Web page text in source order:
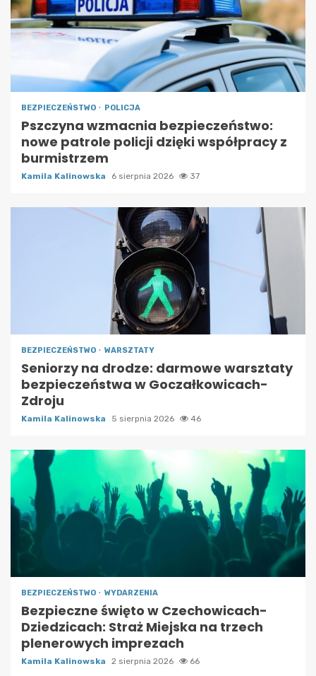
BEZPIECZEŃSTWO POLICJA
Pszczyna wzmacnia bezpieczeństwo:
nowe patrole policji dzięki współpracy z
burmistrzem
Kamila Kalinowska 6 sierpnia 2026 37
BEZPIECZEŃSTWO WARSZTATY
Seniorzy na drodze: darmowe warsztaty
bezpieczeństwa w Goczałkowicach-
Zdroju
Kamila Kalinowska 5 sierpnia 2026 46
BEZPIECZEŃSTWO WYDARZENIA
Bezpieczne święto w Czechowicach-
Dziedzicach: Straż Miejska na trzech
plenerowych imprezach
Kamila Kalinowska 2 sierpnia 2026 66